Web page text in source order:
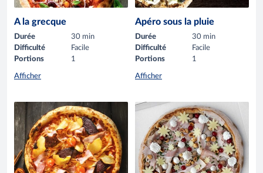
A la grecque
Durée
30 min
Difficulté
Facile
Portions
1
Afficher
Apéro sous la pluie
Durée
30 min
Difficulté
Facile
Portions
1
Afficher